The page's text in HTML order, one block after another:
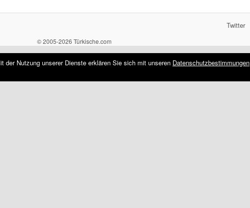
Twitter
© 2005-2026 Türkische.com
der Nutzung unserer Dienste erklären Sie sich mit unseren Datenschutzbestimmungen